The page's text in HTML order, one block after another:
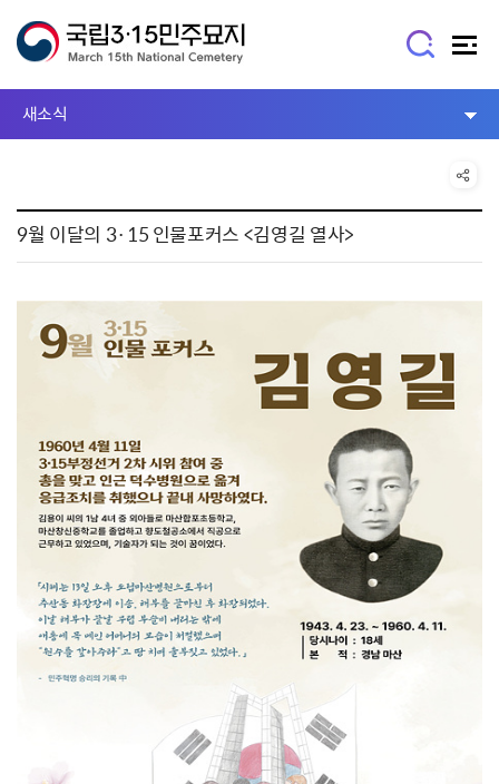
새소식
9월 이달의 3·15 인물포커스 <김영길 열사>